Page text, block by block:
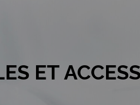
ET